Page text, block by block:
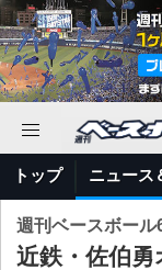
トップ ニュース
週刊ベースボー
近鉄・佐伯